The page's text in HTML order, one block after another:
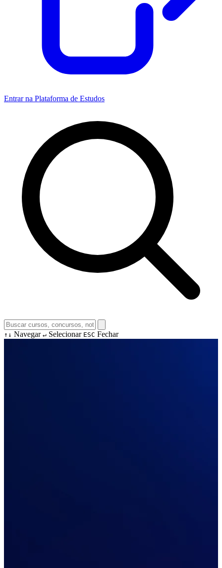
Entrar na Plataforma de Estudos
↑↓ Navegar ↵ Selecionar ESC Fechar